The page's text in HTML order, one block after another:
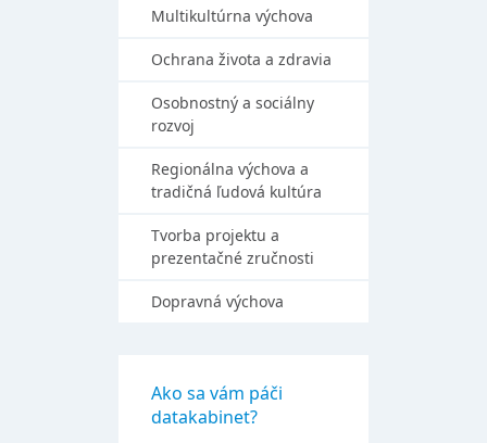
Multikultúrna výchova
Ochrana života a zdravia
Osobnostný a sociálny
rozvoj
Regionálna výchova a
tradičná ľudová kultúra
Tvorba projektu a
prezentačné zručnosti
Dopravná výchova
Ako sa vám páči
datakabinet?